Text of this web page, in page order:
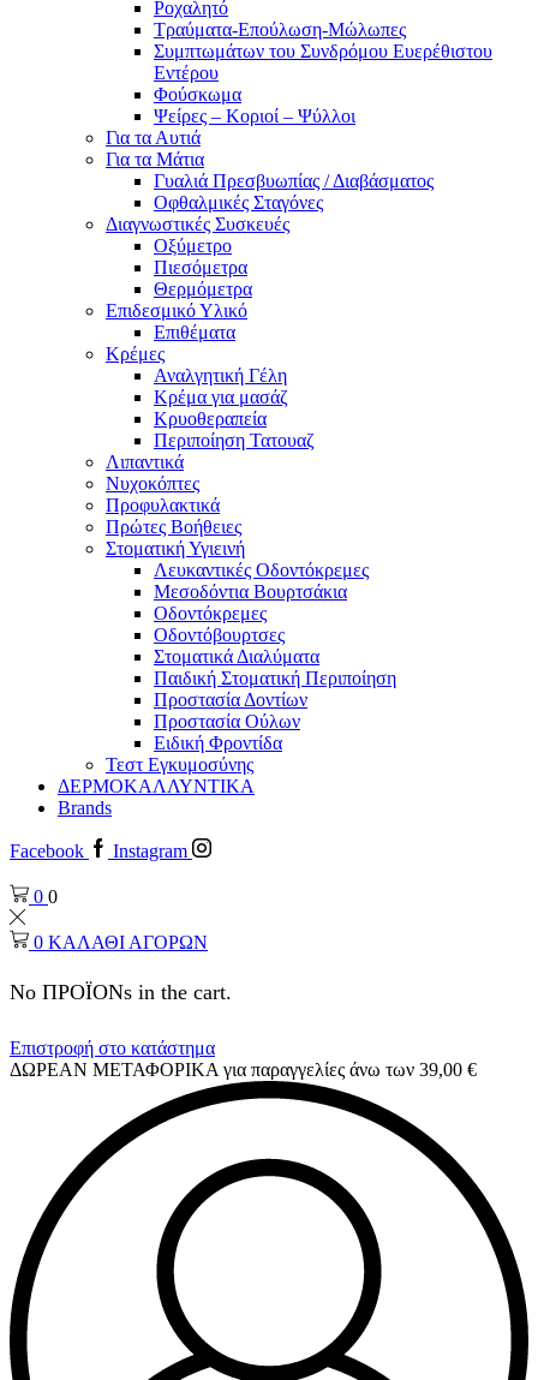
Ροχαλητό
Τραύματα-Επούλωση-Μώλωπες
Συμπτωμάτων του Συνδρόμου Ευερέθιστου
Εντέρου
Φούσκωμα
Ψείρες – Κοριοί – Ψύλλοι
Για τα Αυτιά
Για τα Μάτια
Γυαλιά Πρεσβυωπίας / Διαβάσματος
Οφθαλμικές Σταγόνες
Διαγνωστικές Συσκευές
Οξύμετρο
Πιεσόμετρα
Θερμόμετρα
Επιδεσμικό Υλικό
Επιθέματα
Κρέμες
Αναλγητική Γέλη
Κρέμα για μασάζ
Κρυοθεραπεία
Περιποίηση Τατουαζ
Λιπαντικά
Νυχοκόπτες
Προφυλακτικά
Πρώτες Βοήθειες
Στοματική Υγιεινή
Λευκαντικές Οδοντόκρεμες
Μεσοδόντια Βουρτσάκια
Οδοντόκρεμες
Οδοντόβουρτσες
Στοματικά Διαλύματα
Παιδική Στοματική Περιποίηση
Προστασία Δοντίων
Προστασία Ούλων
Ειδική Φροντίδα
Τεστ Εγκυμοσύνης
ΔΕΡΜΟΚΑΛΛΥΝΤΙΚΑ
Brands
Facebook Instagram
0 0
0 ΚΑΛΑΘΙ ΑΓΟΡΩΝ
No ΠΡΟΪΟΝs in the cart.
Επιστροφή στο κατάστημα
ΔΩΡΕΑΝ ΜΕΤΑΦΟΡΙΚΑ για παραγγελίες άνω των 39,00 €